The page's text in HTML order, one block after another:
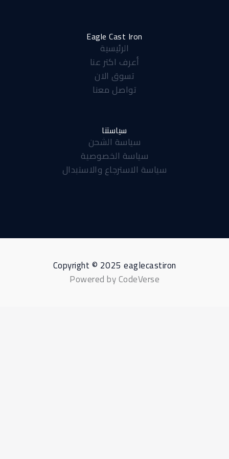
a
g
r
a
m
Eagle Cast Iron
الرئيسية
أعرف اكتر عنا
تسوق الان
تواصل معنا
سياسة الشحن
سياسة الخصوصية
سياسة الاسترجاع والاستبدال
Copyright © 2025 eaglecastiron
Powered by CodeVerse